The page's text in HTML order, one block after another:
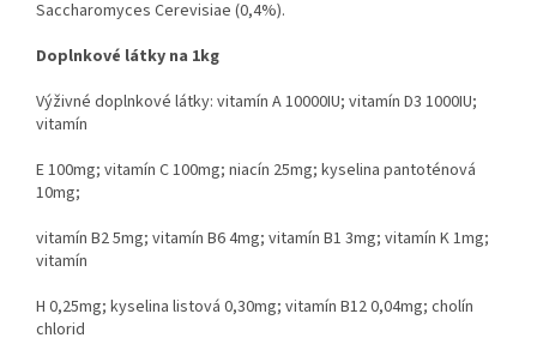
Saccharomyces Cerevisiae (0,4%).
Doplnkové látky na 1kg
Výživné doplnkové látky: vitamín A 10000IU; vitamín D3 1000IU;
vitamín
E 100mg; vitamín C 100mg; niacín 25mg; kyselina pantoténová
10mg;
vitamín B2 5mg; vitamín B6 4mg; vitamín B1 3mg; vitamín K 1mg;
vitamín
H 0,25mg; kyselina listová 0,30mg; vitamín B12 0,04mg; cholín
chlorid